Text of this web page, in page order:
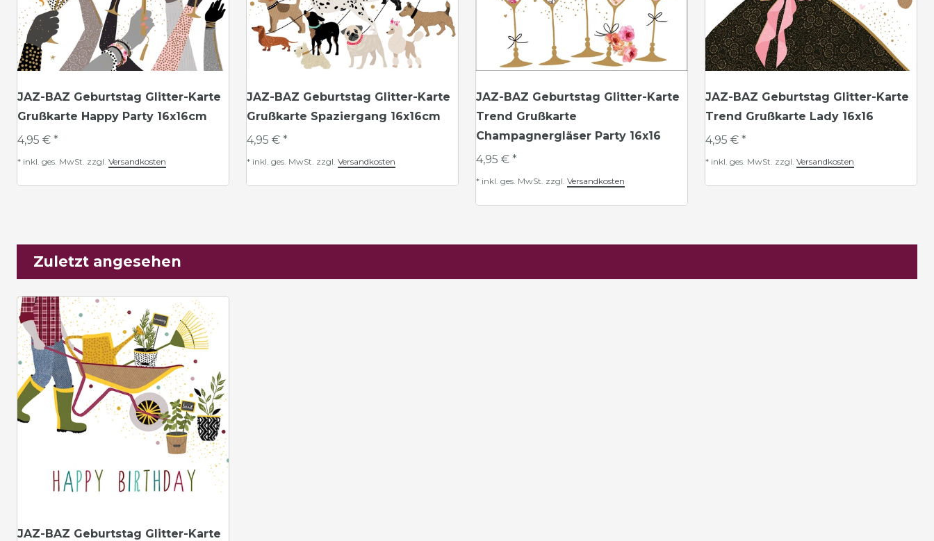
JAZ-BAZ Geburtstag Glitter-Karte
Grußkarte Happy Party 16x16cm
4,95 € *
* inkl. ges. MwSt. zzgl. Versandkosten
JAZ-BAZ Geburtstag Glitter-Karte
Grußkarte Spaziergang 16x16cm
4,95 € *
* inkl. ges. MwSt. zzgl. Versandkosten
JAZ-BAZ Geburtstag Glitter-Karte
Trend Grußkarte
Champagnergläser Party 16x16
4,95 € *
* inkl. ges. MwSt. zzgl. Versandkosten
JAZ-BAZ Geburtstag Glitter-Karte
Trend Grußkarte Lady 16x16
4,95 € *
* inkl. ges. MwSt. zzgl. Versandkosten
Zuletzt angesehen
JAZ-BAZ Geburtstag Glitter-Karte